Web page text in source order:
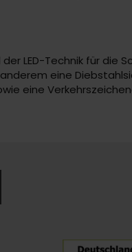
LED-Technik für die
eine
eine